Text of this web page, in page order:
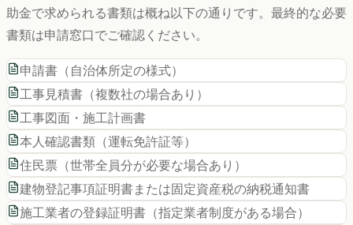
助金で求められる書類は概ね以下の通りです。最終的な必要
書類は申請窓口でご確認ください。
申請書（自治体所定の様式）
工事見積書（複数社の場合あり）
工事図面・施工計画書
本人確認書類（運転免許証等）
住民票（世帯全員分が必要な場合あり）
建物登記事項証明書または固定資産税の納税通知書
施工業者の登録証明書（指定業者制度がある場合）